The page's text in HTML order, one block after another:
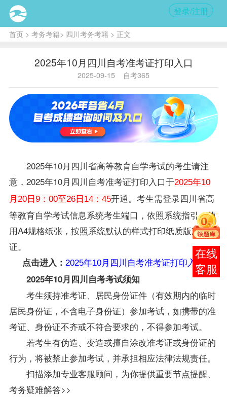
登录/注册
首页> 考务考籍> 四川考务考籍 > 正文
2025年10月四川自考准考证打印入口
2025-09-15 自考365
2025年10月四川省高等教育自学考试的考生请注
意，2025年10月 四川自考准考证打印入口于2025年10
月20日9：00至26日14：45开通。考生需登录四川省高
等教育自学考试信息系统考生端口，依照系统指引，使
用A4规格纸张，按照系统默认的样式打印纸质版准考
证。
点击进入： 2025年10月四川自考准考证打印入口
2025年10月 四川自考考试须知
考生须持准考证、居民身份证件（有效期内的临时
居民身份证，不含电子身份证）参加考试，如携带的准
考证、身份证不齐或不符合要求的，不得参加考试。
若考生有伪造、变造或擅自涂改准考证或身份证的
行为，将被禁止参加考试，并承担相应法律法规责任。
扫描添加专业客服顾问，为你提供重要节点提醒、
考务疑难解答>>
报考
咨询